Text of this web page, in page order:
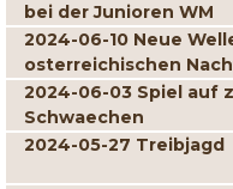
bei der Junioren WM
2024-06-10 Neue
osterreichischen
2024-06-03 Spiel auf
Schwaechen
2024-05-27 Treibjagd